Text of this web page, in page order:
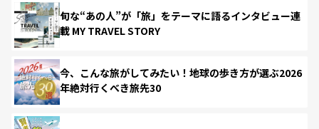
旬な“あの人”が「旅」をテーマに語るインタビュー連
載 MY TRAVEL STORY
今、こんな旅がしてみたい！地球の歩き方が選ぶ2026
年絶対行くべき旅先30